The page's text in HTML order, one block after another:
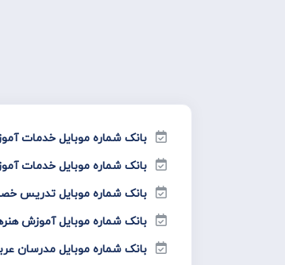
بانک شماره موبایل خدمات
بانک شماره موبایل خدمات
بانک شماره موبایل تدریس
بانک شماره موبایل آموزش
بانک شماره موبایل مدرسان